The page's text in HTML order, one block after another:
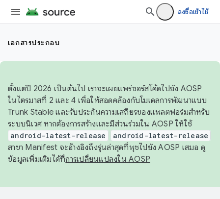
ลงชื่อเข้าใช้
เอกสารประกอบ
ตั้งแต่ปี 2026 เป็นต้นไป เราจะเผยแพร่ซอร์สโค้ดไปยัง AOSP
ในไตรมาสที่ 2 และ 4 เพื่อให้สอดคล้องกับโมเดลการพัฒนาแบบ
Trunk Stable และรับประกันความเสถียรของแพลตฟอร์มสำหรับ
ระบบนิเวศ หากต้องการสร้างและมีส่วนร่วมใน AOSP ให้ใช้
android-latest-release android-latest-release
สาขา Manifest จะอ้างอิงถึงรุ่นล่าสุดที่พุชไปยัง AOSP เสมอ ดู
ข้อมูลเพิ่มเติมได้ที่การเปลี่ยนแปลงใน AOSP